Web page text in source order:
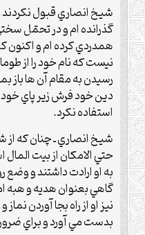
شيخ انصاري قبول
گذرانده ام و در تحمّل
همدردي کرده ام و
نيست که نام خود را از
رسيدن به مقام آن ها باز
دين خود فرش زير پاي خود
استفاده نکرد.
شيخ انصاري ـ چنان که از
حتي الامکان از بيت
به او ارادت ‌داشتند و وضع
گاهي بعنوان هديه و هبه
نيز او از راه بجا آوردن
بدست مي آورد و براي